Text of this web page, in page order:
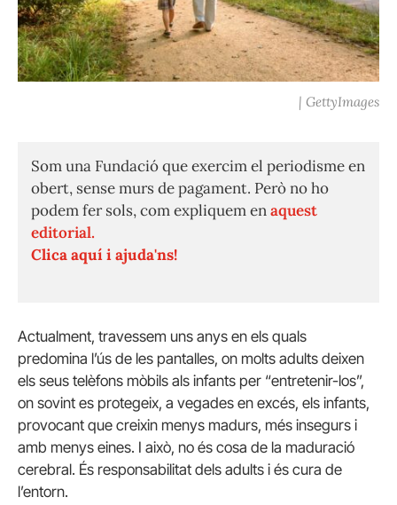
| GettyImages
Som una Fundació que exercim el periodisme en
obert, sense murs de pagament. Però no ho
podem fer sols, com expliquem enaquest
editorial.
Clica aquí i ajuda'ns!
Actualment, travessem uns anys en els quals
predomina l’ús de les pantalles, on molts adults deixen
els seus telèfons mòbils als infants per “entretenir-los”,
on sovint es protegeix, a vegades en excés, els infants,
provocant que creixin menys madurs, més insegurs i
amb menys eines. I això, no és cosa de la maduració
cerebral. És responsabilitat dels adults i és cura de
l’entorn.